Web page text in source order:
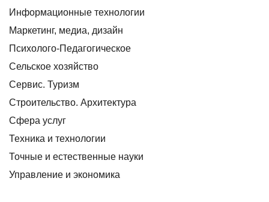
Информационные технологии
Маркетинг, медиа, дизайн
Психолого-Педагогическое
Сельское хозяйство
Сервис. Туризм
Строительство. Архитектура
Сфера услуг
Техника и технологии
Точные и естественные науки
Управление и экономика